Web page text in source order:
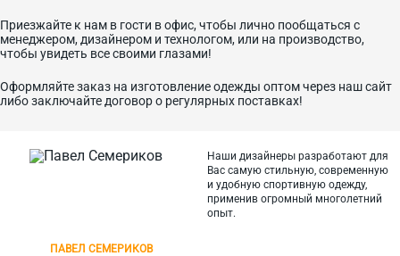
Приезжайте к нам в гости в офис, чтобы лично пообщаться с
менеджером, дизайнером и технологом, или на производство,
чтобы увидеть все своими глазами!
Оформляйте заказ на изготовление одежды оптом через наш сайт
либо заключайте договор о регулярных поставках!
ПАВЕЛ СЕМЕРИКОВ
Наши дизайнеры разработают для
Вас самую стильную, современную
и удобную спортивную одежду,
применив огромный многолетний
опыт.